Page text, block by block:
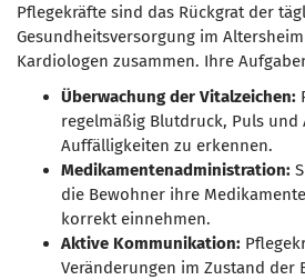
Pflegekräfte sind das Rückgrat der
Gesundheitsversorgung im
Kardiologen zusammen. Ihre
Überwachung der Vitalzeichen:
regelmäßig Blutdruck, Puls
Auffälligkeiten zu erkennen.
Medikamentenadministration:
die Bewohner ihre
korrekt einnehmen.
Aktive Kommunikation:
Veränderungen im Zustand der